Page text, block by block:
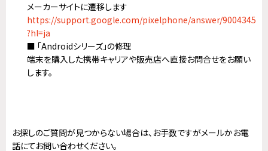
メーカーサイトに遷移します
https://support.google.com/pixelphone/answer/9004345
?hl=ja
■ 「Androidシリーズ」の修理
端末を購入した携帯キャリアや販売店へ直接お問合せをお願い
します。
お探しのご質問が見つからない場合は、お手数ですがメールかお電
話にてお問い合わせください。